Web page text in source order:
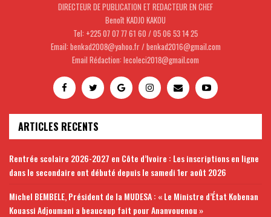
DIRECTEUR DE PUBLICATION ET REDACTEUR EN CHEF
Benoît KADJO KAKOU
Tel: +225 07 07 77 61 60 / 05 06 53 14 25
Email: benkad2008@yahoo.fr / benkad2016@gmail.com
Email Rédaction: lecoleci2018@gmail.com
ARTICLES RECENTS
Rentrée scolaire 2026-2027 en Côte d’Ivoire : Les inscriptions en ligne
dans le secondaire ont débuté depuis le samedi 1er août 2026
Michel BEMBELE, Président de la MUDESA : « Le Ministre d’État Kobenan
Kouassi Adjoumani a beaucoup fait pour Ananvouenou »